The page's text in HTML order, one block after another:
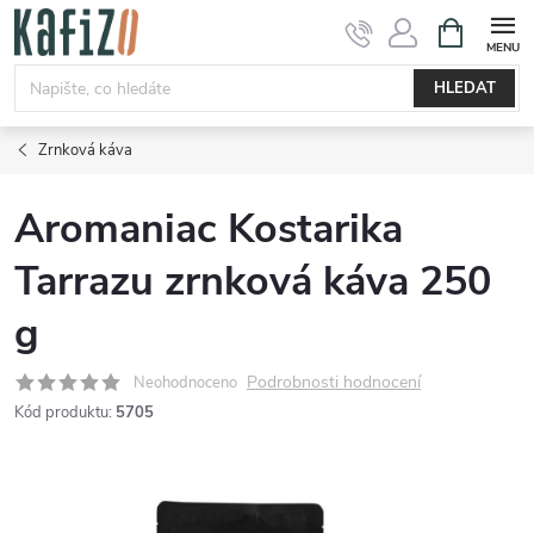
Přejít
obsah
HLEDAT
NÁKUPNÍ
KOŠÍK
Zrnková káva
Aromaniac Kostarika
Tarrazu zrnková káva 250
g
Neohodnoceno Podrobnosti hodnocení
Kód produktu: 5705